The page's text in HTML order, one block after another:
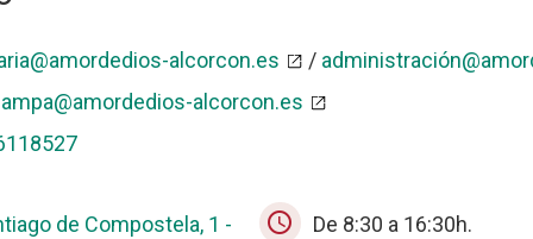
alcorcon.es /
ampa@amordedios-alcorcon.es
de Compostela, 1 -
schedule De 8:30 a 16:30h.